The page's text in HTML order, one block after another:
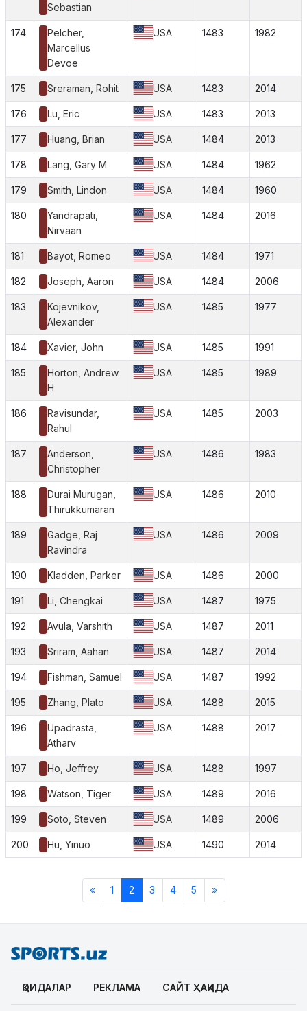
Sebastian
174
Pelcher,
Marcellus
Devoe
USA 1483 1982
175 Sreraman, Rohit USA 1483 2014
176 Lu, Eric USA 1483 2013
177 Huang, Brian USA 1484 2013
178 Lang, Gary M USA 1484 1962
179 Smith, Lindon USA 1484 1960
180
Yandrapati,
Nirvaan
USA 1484 2016
181 Bayot, Romeo USA 1484 1971
182 Joseph, Aaron USA 1484 2006
183
Kojevnikov,
Alexander
USA 1485 1977
184 Xavier, John USA 1485 1991
185
Horton, Andrew
H
USA 1485 1989
186
Ravisundar,
Rahul
USA 1485 2003
187
Anderson,
Christopher
USA 1486 1983
188
Durai Murugan,
Thirukkumaran
USA 1486 2010
189
Gadge, Raj
Ravindra
USA 1486 2009
190 Kladden, Parker USA 1486 2000
191 Li, Chengkai USA 1487 1975
192 Avula, Varshith USA 1487 2011
193 Sriram, Aahan USA 1487 2014
194 Fishman, Samuel USA 1487 1992
195 Zhang, Plato USA 1488 2015
196
Upadrasta,
Atharv
USA 1488 2017
197 Ho, Jeffrey USA 1488 1997
198 Watson, Tiger USA 1489 2016
199 Soto, Steven USA 1489 2006
200 Hu, Yinuo USA 1490 2014
« 1 2 3 4 5 »
ҚОИДАЛАР РЕКЛАМА САЙТ ҲАҚИДА